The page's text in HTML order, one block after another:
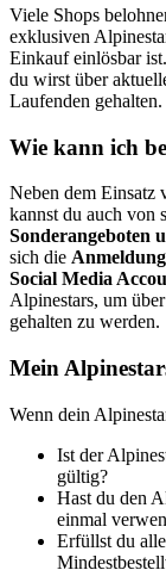
Viele Shops
exklusiven
Einkauf einlösbar
du wirst über
Laufenden gehalten.
Wie kann ich
Neben dem Einsatz
kannst du auch von
Sonderangeboten
sich die
Social Media
Alpinestars, um
gehalten zu werden.
Mein
Wenn dein
Ist der
gültig?
Hast du den
einmal
Erfüllst du